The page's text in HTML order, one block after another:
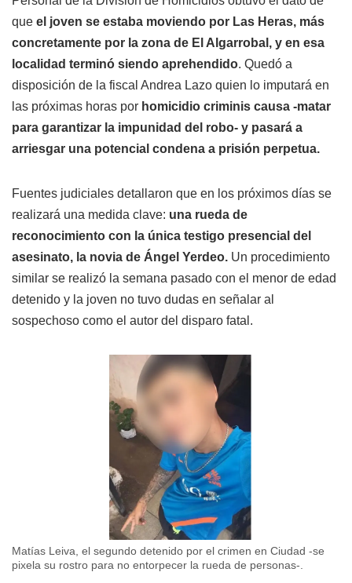
que el joven se estaba moviendo por Las Heras, más
concretamente por la zona de El Algarrobal, y en esa
localidad terminó siendo aprehendido. Quedó a
disposición de la fiscal Andrea Lazo quien lo imputará en
las próximas horas por homicidio criminis causa -matar
para garantizar la impunidad del robo- y pasará a
arriesgar una potencial condena a prisión perpetua.
Fuentes judiciales detallaron que en los próximos días se
realizará una medida clave: una rueda de
reconocimiento con la única testigo presencial del
asesinato, la novia de Ángel Yerdeo. Un procedimiento
similar se realizó la semana pasado con el menor de edad
detenido y la joven no tuvo dudas en señalar al
sospechoso como el autor del disparo fatal.
Matías Leiva, el segundo detenido por el crimen en Ciudad -se
pixela su rostro para no entorpecer la rueda de personas-.